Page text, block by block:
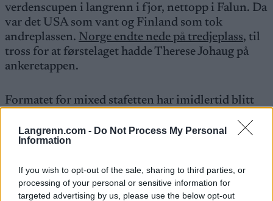
Langrenn.com - Do Not Process My Personal
Information
If you wish to opt-out of the sale, sharing to third parties, or
processing of your personal or sensitive information for
targeted advertising by us, please use the below opt-out
verdenscupen i langrenn i fjor, nettopp i Falun. Da
var det USA som vant og Finland som tok
andreplassen. Norge endte nede på tredjeplass, til
tross for at førstelaget hadde Therese Johaug på
ankeretappen.
Formatet for mixed stafetten har imidlertid blitt
kvinner per lag. Men startordningen er endret:
FIS har vedtatt at skal det veksle slik at det
annenhver gang er kvinne/mann/kvinne/mann,